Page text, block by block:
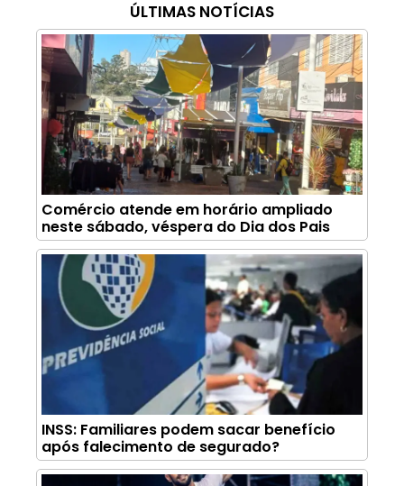
ÚLTIMAS NOTÍCIAS
Comércio atende em horário ampliado
neste sábado, véspera do Dia dos Pais
INSS: Familiares podem sacar benefício
após falecimento de segurado?